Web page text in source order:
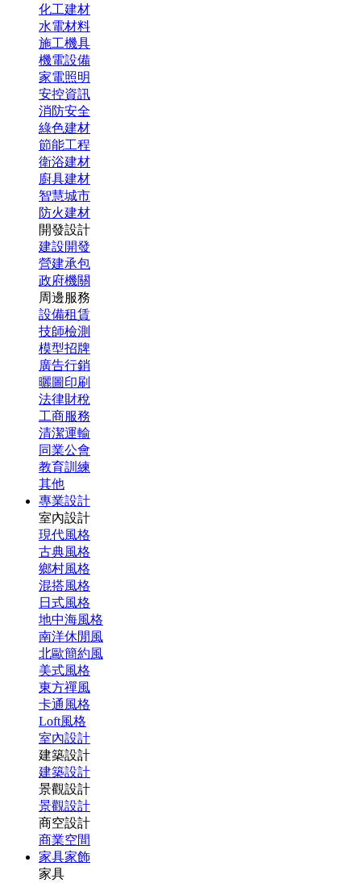
化工建材
水電材料
施工機具
機電設備
家電照明
安控資訊
消防安全
綠色建材
節能工程
衛浴建材
廚具建材
智慧城市
防火建材
開發設計
建設開發
營建承包
政府機關
周邊服務
設備租賃
技師檢測
模型招牌
廣告行銷
曬圖印刷
法律財稅
工商服務
清潔運輸
同業公會
教育訓練
其他
專業設計
室內設計
現代風格
古典風格
鄉村風格
混搭風格
日式風格
地中海風格
南洋休閒風
北歐簡約風
美式風格
東方禪風
卡通風格
Loft風格
室內設計
建築設計
建築設計
景觀設計
景觀設計
商空設計
商業空間
家具家飾
家具